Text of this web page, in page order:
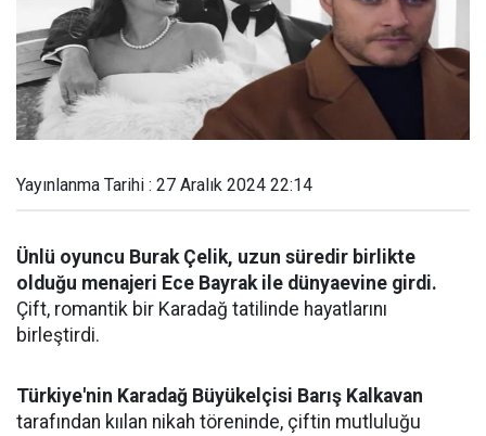
Yayınlanma Tarihi : 27 Aralık 2024 22:14
Ünlü oyuncu Burak Çelik, uzun süredir birlikte
olduğu menajeri Ece Bayrak ile dünyaevine girdi.
Çift, romantik bir Karadağ tatilinde hayatlarını
birleştirdi.
Türkiye'nin Karadağ Büyükelçisi Barış Kalkavan
tarafından kıılan nikah töreninde, çiftin mutluluğu